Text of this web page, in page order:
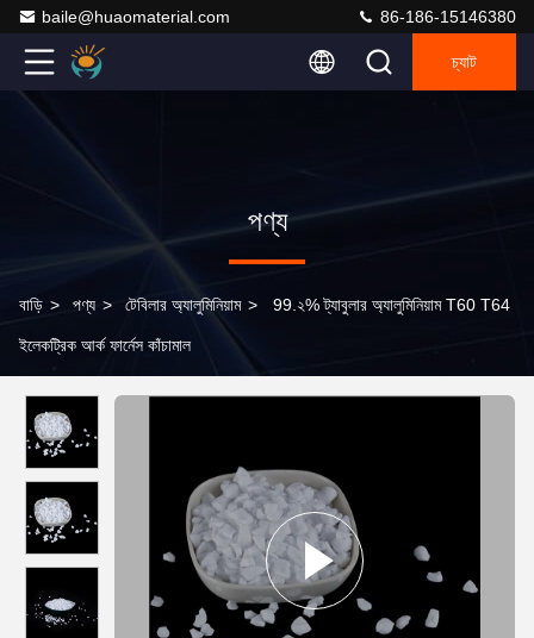
baile@huaomaterial.com 86-186-15146380
চ্যাট
পণ্য
বাড়ি > পণ্য > টেবিলার অ্যালুমিনিয়াম > 99.২% ট্যাবুলার অ্যালুমিনিয়াম T60 T64
ইলেকট্রিক আর্ক ফার্নেস কাঁচামাল